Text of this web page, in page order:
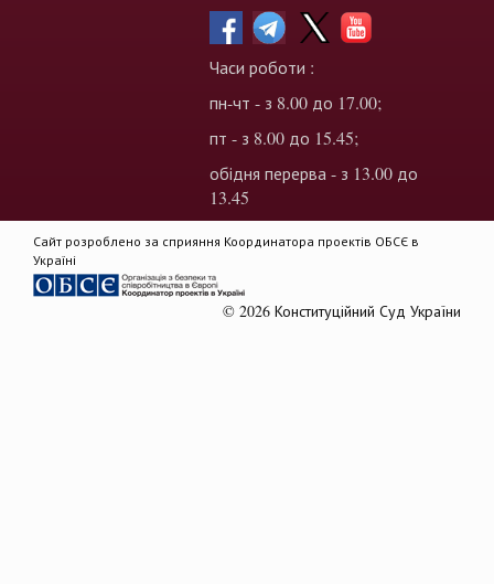
Часи роботи :
пн-чт - з 8.00 до 17.00;
пт - з 8.00 до 15.45;
обідня перерва - з 13.00 до
13.45
Сайт розроблено за сприяння Координатора проектів ОБСЄ в
Україні
© 2026 Конституційний Суд України